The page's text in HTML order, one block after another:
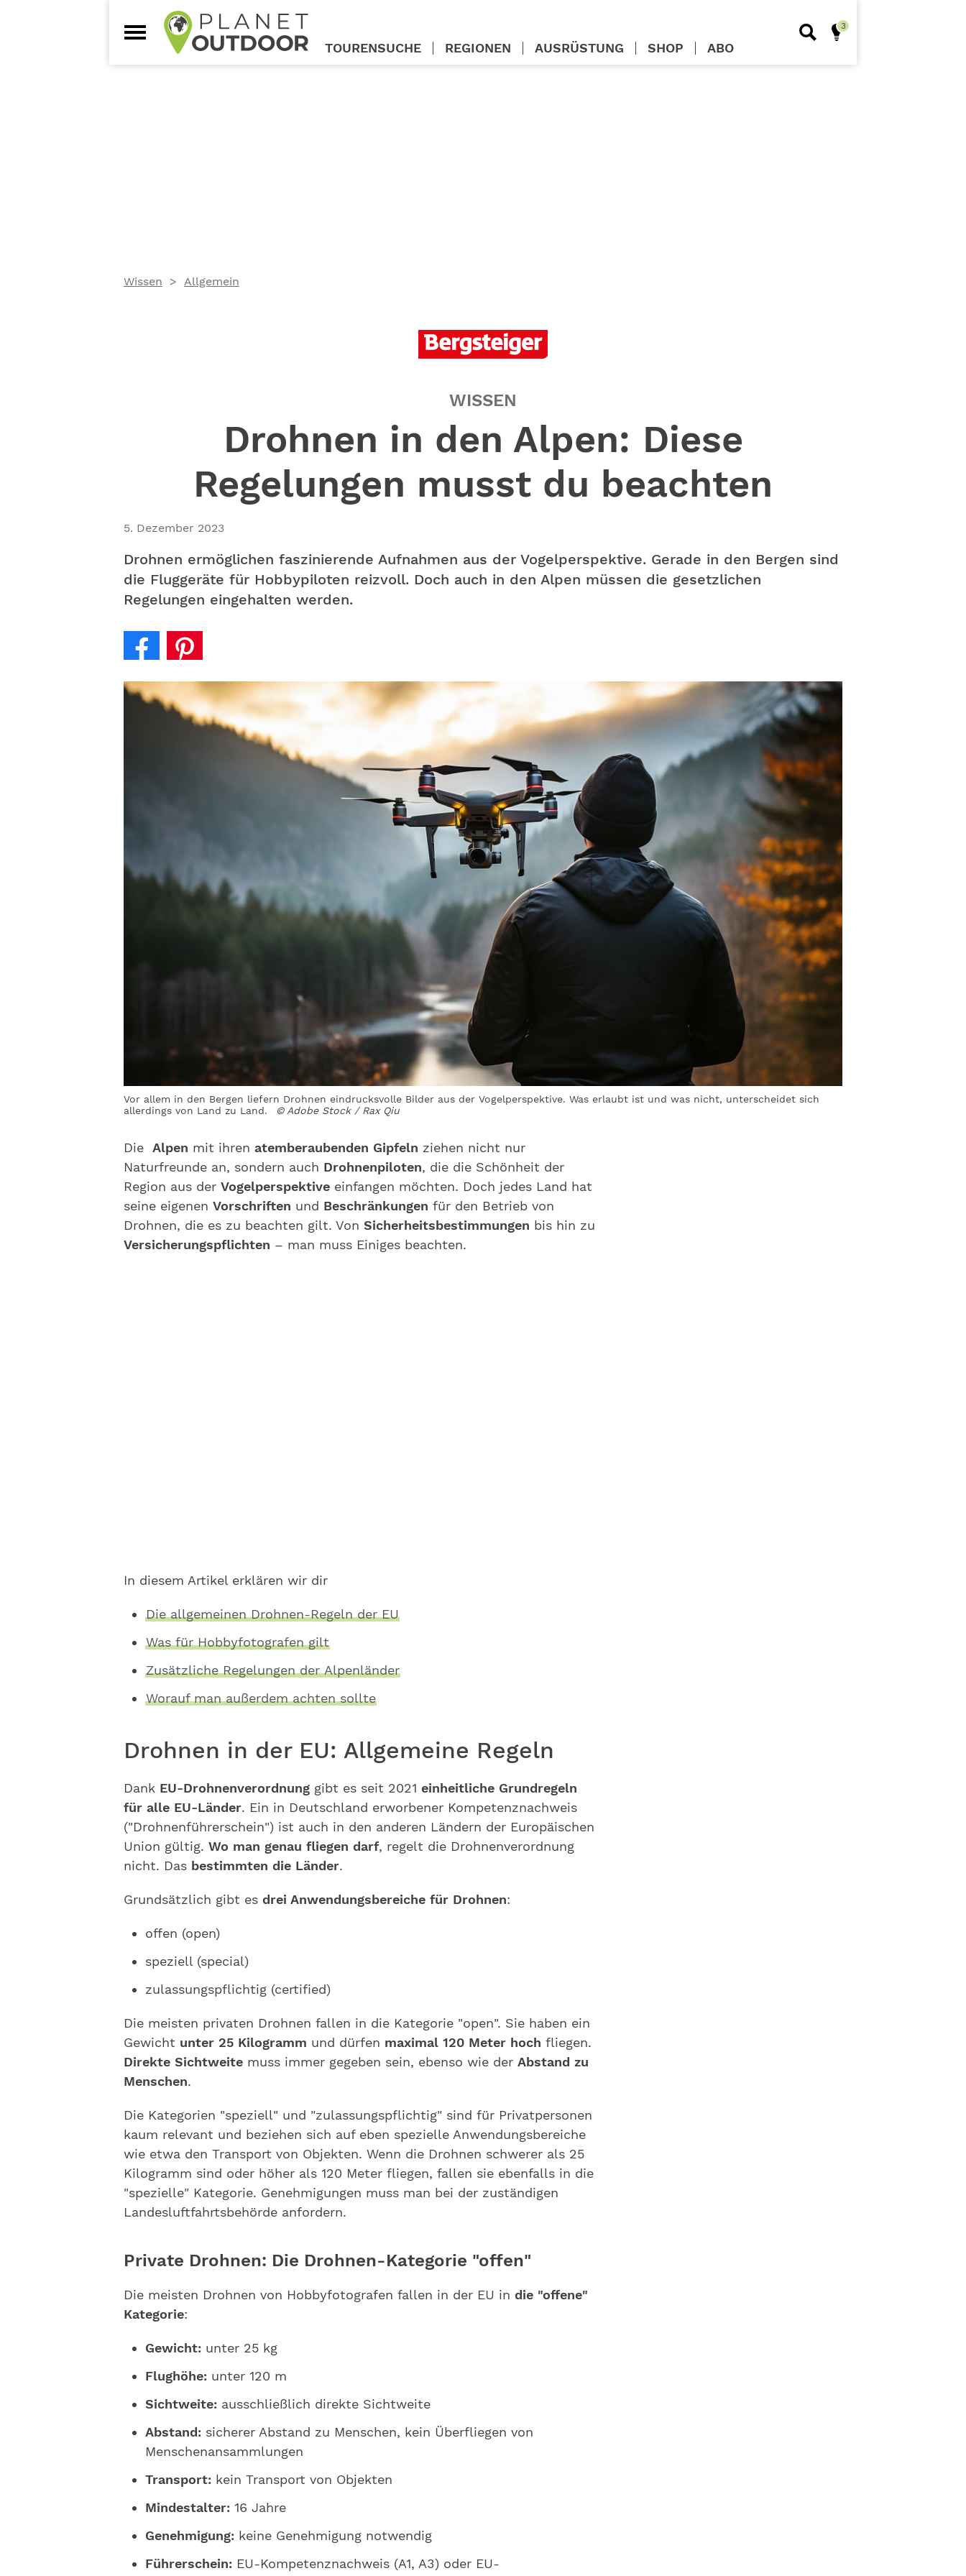
Wissen Allgemein
WISSEN
Drohnen in den Alpen: Diese
Regelungen musst du beachten
5. Dezember 2023
Drohnen ermöglichen faszinierende Aufnahmen aus der Vogelperspektive. Gerade in den Bergen sind
die Fluggeräte für Hobbypiloten reizvoll. Doch auch in den Alpen müssen die gesetzlichen
Regelungen eingehalten werden.
Vor allem in den Bergen liefern Drohnen eindrucksvolle Bilder aus der Vogelperspektive. Was erlaubt ist und was nicht, unterscheidet sich
allerdings von Land zu Land.
© Adobe Stock / Rax Qiu
Die Alpen mit ihren atemberaubenden Gipfeln ziehen nicht nur
Naturfreunde an, sondern auch Drohnenpiloten, die die Schönheit der
Region aus der Vogelperspektive einfangen möchten. Doch jedes Land hat
seine eigenen Vorschriften und Beschränkungen für den Betrieb von
Drohnen, die es zu beachten gilt. Von Sicherheitsbestimmungen bis hin zu
Versicherungspflichten – man muss Einiges beachten.
In diesem Artikel erklären wir dir
Die allgemeinen Drohnen-Regeln der EU
Was für Hobbyfotografen gilt
Zusätzliche Regelungen der Alpenländer
Worauf man außerdem achten sollte
Drohnen in der EU: Allgemeine Regeln
Dank EU-Drohnenverordnung gibt es seit 2021 einheitliche Grundregeln
für alle EU-Länder. Ein in Deutschland erworbener Kompetenznachweis
("Drohnenführerschein") ist auch in den anderen Ländern der Europäischen
Union gültig. Wo man genau fliegen darf, regelt die Drohnenverordnung
nicht. Das bestimmten die Länder.
Grundsätzlich gibt es drei Anwendungsbereiche für Drohnen:
offen (open)
speziell (special)
zulassungspflichtig (certified)
Die meisten privaten Drohnen fallen in die Kategorie "open". Sie haben ein
Gewicht unter 25 Kilogramm und dürfen maximal 120 Meter hoch fliegen.
Direkte Sichtweite muss immer gegeben sein, ebenso wie der Abstand zu
Menschen.
Die Kategorien "speziell" und "zulassungspflichtig" sind für Privatpersonen
kaum relevant und beziehen sich auf eben spezielle Anwendungsbereiche
wie etwa den Transport von Objekten. Wenn die Drohnen schwerer als 25
Kilogramm sind oder höher als 120 Meter fliegen, fallen sie ebenfalls in die
"spezielle" Kategorie. Genehmigungen muss man bei der zuständigen
Landesluftfahrtsbehörde anfordern.
Private Drohnen: Die Drohnen-Kategorie "offen"
Die meisten Drohnen von Hobbyfotografen fallen in der EU in die "offene"
Kategorie:
Gewicht: unter 25 kg
Flughöhe: unter 120 m
Sichtweite: ausschließlich direkte Sichtweite
Abstand: sicherer Abstand zu Menschen, kein Überfliegen von
Menschenansammlungen
Transport: kein Transport von Objekten
Mindestalter: 16 Jahre
Genehmigung: keine Genehmigung notwendig
Führerschein: EU-Kompetenznachweis (A1, A3) oder EU-
TOURENSUCHE REGIONEN AUSRÜSTUNG SHOP ABO